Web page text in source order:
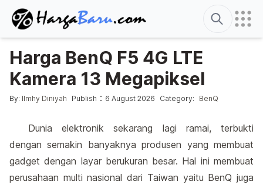
Search
Harga BenQ F5 4G LTE
Kamera 13 Megapiksel
Posted by
By: Ilmhy Diniyah Publish : 6 August 2026 Posted in
Category: BenQ
Dunia elektronik sekarang lagi ramai, terbukti
dengan semakin banyaknya produsen yang membuat
gadget dengan layar berukuran besar. Hal ini membuat
perusahaan multi nasional dari Taiwan yaitu BenQ juga